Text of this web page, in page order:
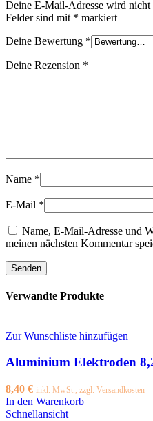
Deine E-Mail-Adresse wird
Felder sind mit * markiert
Deine Bewertung *
Deine Rezension *
Name *
E-Mail *
Name, E-Mail-Adresse und
meinen nächsten Kommentar
Verwandte Produkte
Zur Wunschliste hinzufügen
Aluminium Elektroden
8,40 € inkl. MwSt., zzgl. Versandkosten
In den Warenkorb
Schnellansicht